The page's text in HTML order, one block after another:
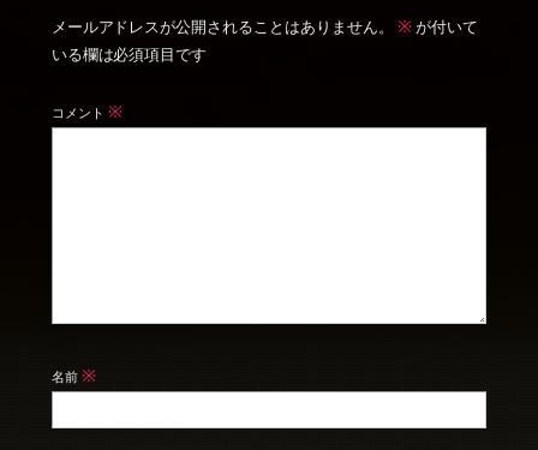
メールアドレスが公開されることはありません。 ※ が付いて
いる欄は必須項目です
コメント ※
名前 ※